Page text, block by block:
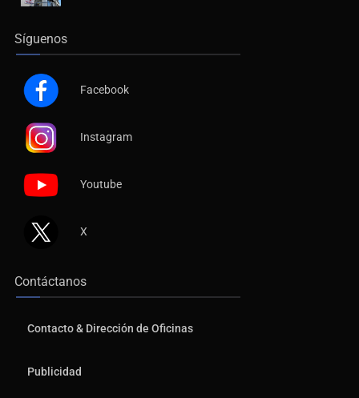
Síguenos
Facebook
Instagram
Youtube
X
Contáctanos
Contacto & Dirección de Oficinas
Publicidad